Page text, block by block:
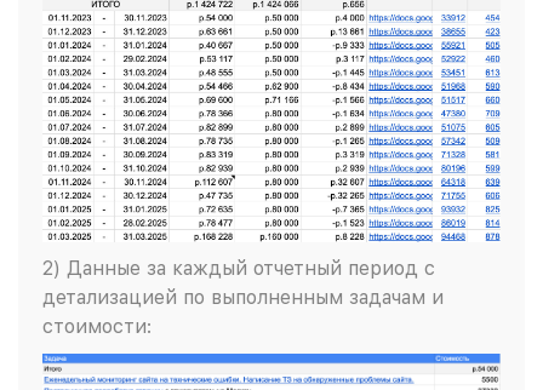
2) Данные за каждый отчетный период с
детализацией по выполненным задачам и
стоимости: